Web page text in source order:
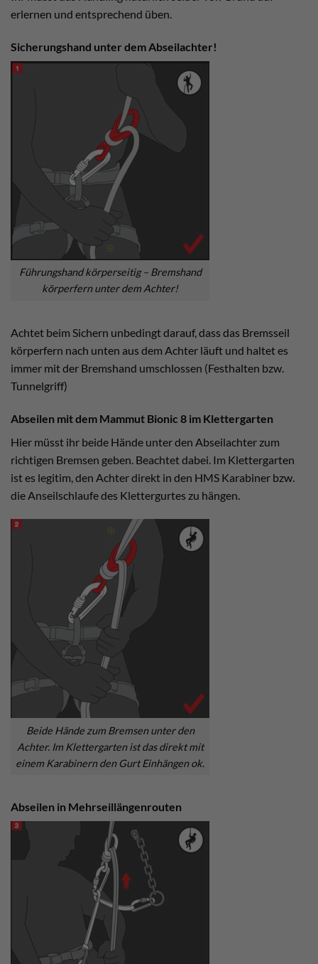
erlernen und entsprechend üben.
Sicherungshand unter dem Abseilachter!
Führungshand körperseitig – Bremshand
körperfern unter dem Achter!
Achtet beim Sichern unbedingt darauf, dass das Bremsseil
körperfern nach unten aus dem Achter läuft und haltet es
immer mit der Bremshand umschlossen (Festhalten bzw.
Tunnelgriff)
Abseilen mit dem Mammut Bionic 8 im Klettergarten
Hier müsst ihr beide Hände unter den Abseilachter zum
richtigen Bremsen geben. Beachtet dabei. Im Klettergarten
ist es legitim, den Achter direkt in den HMS Karabiner bzw.
die Anseilschlaufe des Klettergurtes zu hängen.
Beide Hände zum Bremsen unter den
Achter. Im Klettergarten ist das direkt mit
einem Karabinern den Gurt Einhängen ok.
Abseilen in Mehrseillängenrouten